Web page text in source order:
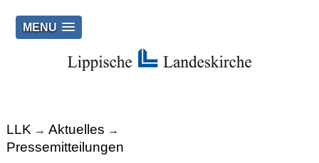
MENU
LLK → Aktuelles →
Pressemitteilungen